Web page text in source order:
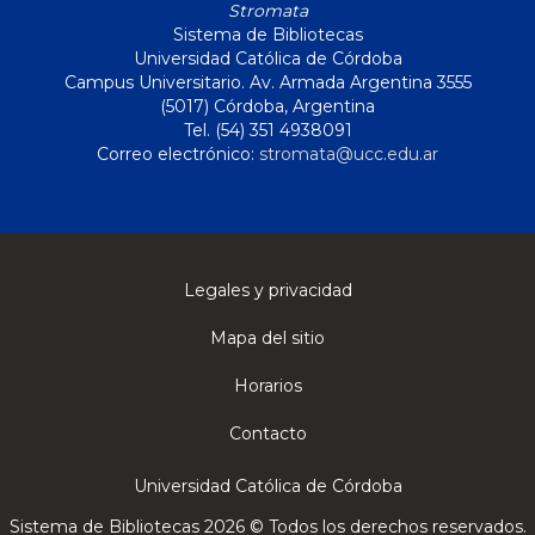
Stromata
Sistema de Bibliotecas
Universidad Católica de Córdoba
Campus Universitario. Av. Armada Argentina 3555
(5017) Córdoba, Argentina
Tel. (54) 351 4938091
Correo electrónico: stromata@ucc.edu.ar
Legales y privacidad
Mapa del sitio
Horarios
Contacto
Universidad Católica de Córdoba
Sistema de Bibliotecas 2026 © Todos los derechos reservados.